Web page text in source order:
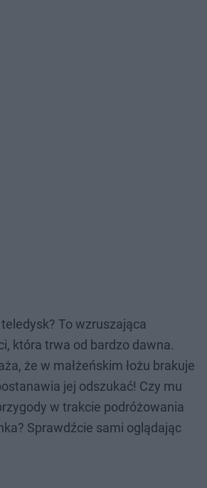
To wzruszająca
która trwa od bardzo dawna.
że w małżeńskim łożu brakuje
jej odszukać! Czy mu
w trakcie podróżowania
Sprawdźcie sami oglądając